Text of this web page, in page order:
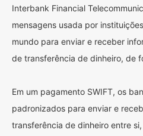
Interbank Financial
mensagens usada por
mundo para enviar e receber
de transferência de dinheiro, de
Em um pagamento SWIFT, os
padronizados para enviar e
transferência de dinheiro entre